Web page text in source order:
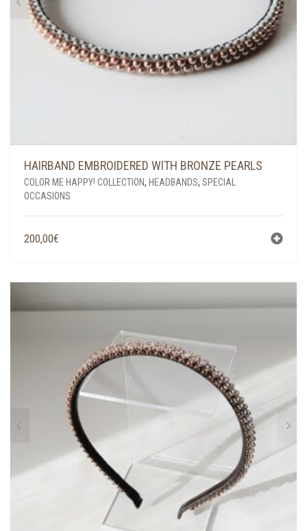
HAIRBAND EMBROIDERED WITH BRONZE PEARLS
COLOR ME HAPPY! COLLECTION, HEADBANDS, SPECIAL
OCCASIONS
200,00€